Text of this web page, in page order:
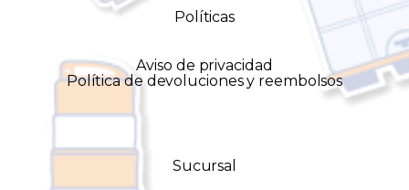
Políticas
Aviso de privacidad
Política de devoluciones y reembolsos
Sucursal